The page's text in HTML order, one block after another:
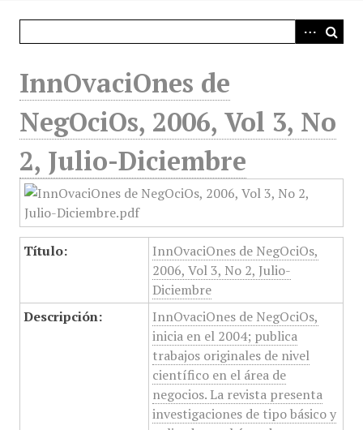
InnOvaciOnes de
NegOciOs, 2006, Vol 3, No
2, Julio-Diciembre
Título:
InnOvaciOnes de NegOciOs,
2006, Vol 3, No 2, Julio-
Diciembre
Descripción:
InnOvaciOnes de NegOciOs,
inicia en el 2004; publica
trabajos originales de nivel
científico en el área de
negocios. La revista presenta
investigaciones de tipo básico y